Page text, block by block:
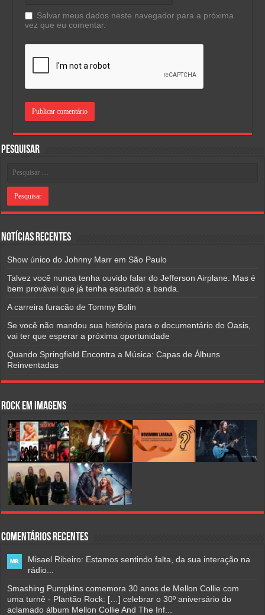
Salvar meus dados neste navegador para a próxima
vez que eu comentar.
Pesquisar
Notícias Recentes
Show único do Johnny Marr em São Paulo
Talvez você nunca tenha ouvido falar do Jefferson Airplane. Mas é
bem provável que já tenha escutado a banda.
A carreira furacão de Tommy Bolin
Se você não mandou sua história para o documentário do Oasis,
vai ter que esperar a próxima oportunidade
Quando Springfield Encontra a Música: Capas de Álbuns
Reinventadas
Rock em Imagens
Comentários Recentes
Misael Ribeiro: Estamos sentindo falta, da sua interação na
rádio...
Smashing Pumpkins comemora 30 anos de Mellon Collie com
uma turnê - Plantão Rock: […] celebrar o 30º aniversário do
aclamado álbum Mellon Collie And The Inf...